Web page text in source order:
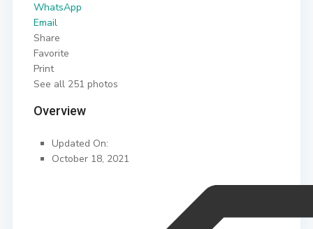
WhatsApp
Email
Share
Favorite
Print
See all 251 photos
Overview
Updated On:
October 18, 2021